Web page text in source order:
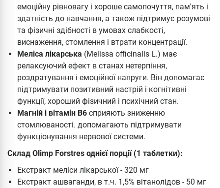
емоційну рівновагу і хороше самопочуття, пам'ять і
здатність до навчання, а також підтримує розумові
та фізичні здібності в умовах слабкості,
виснаження, стомлення і втрати концентрації.
Меліса лікарська (Melissa officinalis L.) має
релаксуючий ефект в станах нетерпіння,
роздратування і емоційної напруги. Він допомагає
підтримувати позитивний настрій і когнітивні
функції, хороший фізичний і психічний стан.
Магній і вітамін B6 сприяють зниженню
стомлюваності. допомагають підтримувати
функціонування нервової системи.
Склад Olimp Forstres однієї порції (1 таблетки):
Екстракт меліси лікарської - 320 мг
Екстракт ашваганди, в т.ч. 1,5% вітанолідов - 50 мг